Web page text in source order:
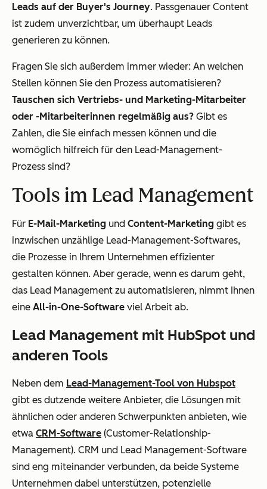
Leads auf der Buyer's Journey. Passgenauer Content
ist zudem unverzichtbar, um überhaupt Leads
generieren zu können.
Fragen Sie sich außerdem immer wieder: An welchen
Stellen können Sie den Prozess automatisieren?
Tauschen sich Vertriebs- und Marketing-Mitarbeiter
oder -Mitarbeiterinnen regelmäßig aus? Gibt es
Zahlen, die Sie einfach messen können und die
womöglich hilfreich für den Lead-Management-
Prozess sind?
Tools im Lead Management
Für E-Mail-Marketing und Content-Marketing gibt es
inzwischen unzählige Lead-Management-Softwares,
die Prozesse in Ihrem Unternehmen effizienter
gestalten können. Aber gerade, wenn es darum geht,
das Lead Management zu automatisieren, nimmt Ihnen
eine All-in-One-Software viel Arbeit ab.
Lead Management mit HubSpot und
anderen Tools
Neben dem Lead-Management-Tool von Hubspot
gibt es dutzende weitere Anbieter, die Lösungen mit
ähnlichen oder anderen Schwerpunkten anbieten, wie
etwa CRM-Software (Customer-Relationship-
Management). CRM und Lead Management-Software
sind eng miteinander verbunden, da beide Systeme
Unternehmen dabei unterstützen, potenzielle